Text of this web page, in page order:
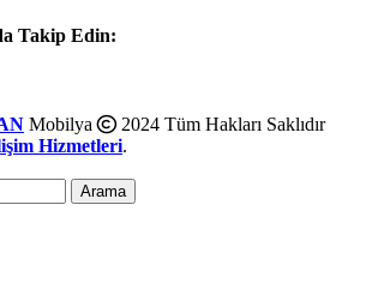
Takip Edin:
Mobilya
2024 Tüm Hakları Saklıdır
Hizmetleri.
Arama